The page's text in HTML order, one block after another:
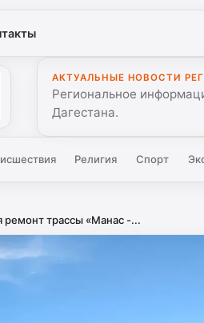
АКТУАЛЬНЫЕ НОВОСТИ
Региональное
Дагестана.
Религия Спорт
ремонт трассы «Манас -...